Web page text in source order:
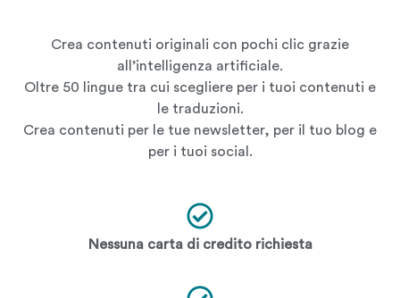
Crea contenuti originali con pochi clic grazie
all’intelligenza artificiale.
Oltre 50 lingue tra cui scegliere per i tuoi contenuti e
le traduzioni.
Crea contenuti per le tue newsletter, per il tuo blog e
per i tuoi social.
Nessuna carta di credito richiesta